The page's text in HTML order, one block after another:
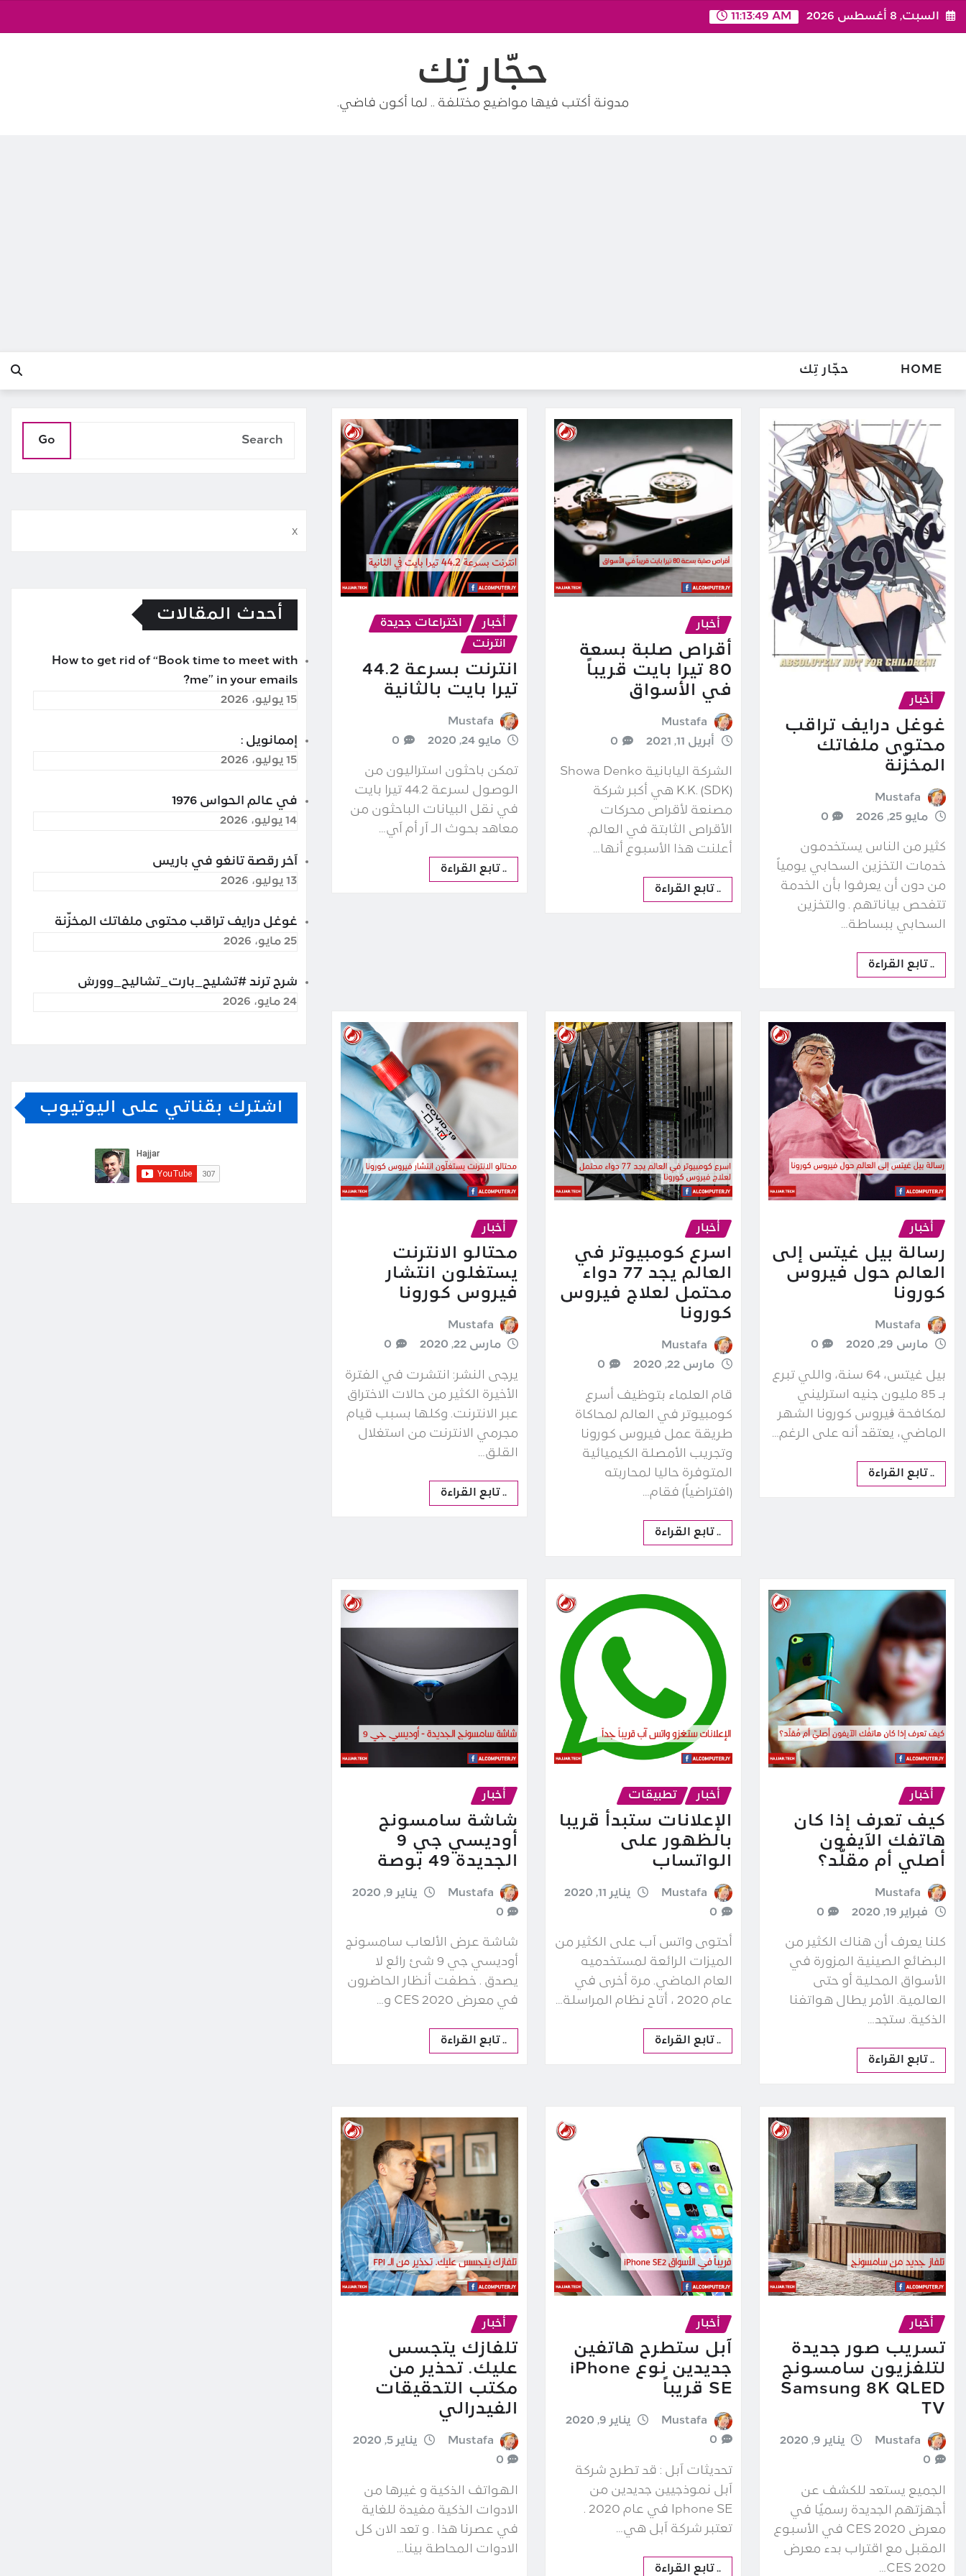
Skip
السبت, 8 أغسطس 2026 11:13:50 AM
حجّار تِك
مدونة أكتب فيها مواضيع مختلفة .. لما أكون فاضي.
HOME حجّار تِك
أخبار
غوغل درايف تراقب
محتوى ملفاتك
المخزّنة
Mustafa
مايو 25, 2026
0
كثير من الناس يستخدمون
خدمات التخزين السحابي يومياً
من دون أن يعرفوا بأن الخدمة
تتفحص بياناتهم . والتخزين
السحابي ببساطة…
.. تابع القراءة
أخبار
أقراص صلبة بسعة
80 تيرا بايت قريباً
في الأسواق
Mustafa
أبريل 11, 2021
0
الشركة اليابانية Showa Denko
K.K. (SDK) هي أكبر شركة
مصنعة لأقراص محركات
الأقراص الثابتة في العالم.
أعلنت هذا الأسبوع أنها…
.. تابع القراءة
أخبار
اختراعات جديدة
انترنت
انترنت بسرعة 44.2
تيرا بايت بالثانية
Mustafa
مايو 24, 2020
0
تمكن باحثون استراليون من
الوصول لسرعة 44.2 تيرا بايت
في نقل البيانات الباحثون من
معاهد بحوث الـ آر أم آي…
.. تابع القراءة
أخبار
رسالة بيل غيتس إلى
العالم حول فيروس
كورونا
Mustafa
مارس 29, 2020
0
بيل غيتس، 64 سنة، واللي تبرع
بـ 85 مليون جنيه استرليني
لمكافحة ڨيروس كورونا الشهر
الماضي، يعتقد أنه على الرغم…
.. تابع القراءة
أخبار
اسرع كومبيوتر في
العالم يجد 77 دواء
محتمل لعلاج فيروس
كورونا
Mustafa
مارس 22, 2020
0
قام العلماء بتوظيف أسرع
كومبيوتر في العالم لمحاكاة
طريقة عمل فيروس كورونا
وتجريب الأمصلة الكيميائية
المتوفرة حاليا لمحاربته
(افتراضياً) فقام…
.. تابع القراءة
أخبار
محتالو الانترنت
يستغلون انتشار
فيروس كورونا
Mustafa
مارس 22, 2020
0
يرجى النشر: انتشرت في الفترة
الأخيرة الكثير من حالات الاختراق
عبر الانترنت. وكلها بسبب قيام
مجرمي الانترنت من استغلال
القلق…
.. تابع القراءة
أخبار
كيف تعرف إذا كان
هاتفك الآيفون
أصلي أم مقلّد؟
Mustafa
فبراير 19, 2020
0
كلنا يعرف أن هناك الكثير من
البضائع الصينية المزورة في
الأسواق المحلية أو حتى
العالمية. الأمر يطال هواتفنا
الذكية. ستجد…
.. تابع القراءة
أخبار تطبيقات
الإعلانات ستبدأ قريبا
بالظهور على
الواتساب
Mustafa
يناير 11, 2020
0
أحتوى واتس آب على الكثير من
الميزات الرائعة لمستخدميه
العام الماضي. مرة أخرى في
عام 2020 ، أتاح نظام المراسلة…
.. تابع القراءة
أخبار
شاشة سامسونج
أوديسي جي 9
الجديدة 49 بوصة
Mustafa
يناير 9, 2020
0
شاشة عرض الألعاب سامسونج
أوديسي جي 9 شئ رائع لا
يصدق . خطفت أنظار الحاضرون
في معرض CES 2020 و…
.. تابع القراءة
أخبار
تسريب صور جديدة
لتلفزيون سامسونج
Samsung 8K QLED
TV
Mustafa
يناير 9, 2020
0
الجميع يستعد للكشف عن
أجهزتهم الجديدة رسميًا في
معرض CES 2020 في الأسبوع
المقبل مع اقتراب بدء معرض
CES 2020…
أخبار
آبل ستطرح هاتفين
جديدين نوع iPhone
SE قريباً
Mustafa
يناير 9, 2020
0
تحديثات آبل : قد تطرح شركة
آبل نموذجيين جديدين من
Iphone SE في عام 2020 .
تعتبر شركة آبل هي…
.. تابع القراءة
أخبار
تلفازك يتجسس
عليك. تحذير من
مكتب التحقيقات
الفيدرالي
Mustafa
يناير 5, 2020
0
الهواتف الذكية و غيرها من
الادوات الذكية مفيدة للغاية
في عصرنا هذا . و تعد الان كل
الادوات المحاطة بينا…
Go
x
أحدث المقالات
How to get rid of “Book time to meet with
me” in your emails?
15 يوليو، 2026
إممانويل :
15 يوليو، 2026
في عالم الحواس 1976
14 يوليو، 2026
آخر رقصة تانغو في باريس
13 يوليو، 2026
غوغل درايف تراقب محتوى ملفاتك المخزّنة
25 مايو، 2026
شرح ترند #تشليح_بارت_تشاليح_وورش
24 مايو، 2026
اشترك بقناتي على اليوتيوب